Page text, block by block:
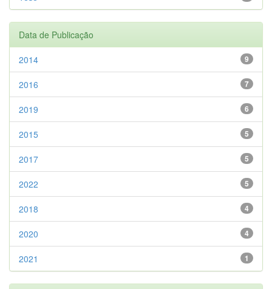
Data de Publicação
9
2014
7
2016
6
2019
5
2015
5
2017
5
2022
4
2018
4
2020
1
2021